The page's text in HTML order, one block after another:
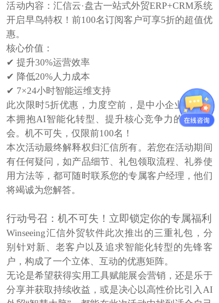
活动内容：汇信云·盘古一站式外贸ERP+CRM系统
开启早鸟特权！ 前100名订阅客户可享5折的超值优
惠。
核心价值：
✔ 提升30%运营效率
✔ 降低20%人力成本
✔ 7×24小时智能运维支持
此次 限时5折优惠 ，力度空前，是中小企业以低成
本拥抱AI智能化转型、提升核心竞争力的绝佳机
会。机不可失，仅限前100名 ！
本次活动最终解释权归汇信所有。若您在活动期间
有任何疑问，如产品细节、礼包领取流程、礼券使
用方法等，都可随时联系您的专属客户经理，他们
将竭诚为您解答。
行动号召：机不可失！立即锁定你的专属福利
Winseeing汇信外贸软件此次推出的三重礼包 ，分
别针对新、老客户以及追求智能化转型的先锋客
户 ，构成了一个立体、互动的优惠矩阵。
无论是希望获得实用工具赋能展会营销，还是乐于
分享并获取持续收益，或是决心以高性价比引入AI